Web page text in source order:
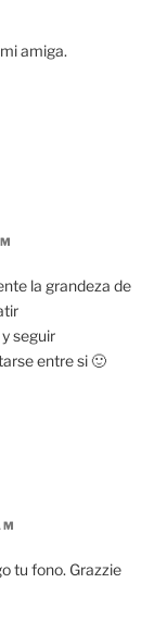
amiga.
la grandeza de
seguir
entre si 🙂
tu fono. Grazzie